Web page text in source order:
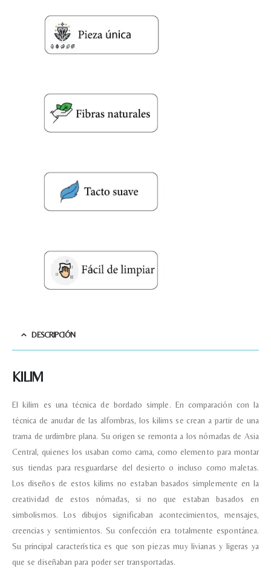
DESCRIPCIÓN
KILIM
El kilim es una técnica de bordado simple. En comparación con la
técnica de anudar de las alfombras, los kilims se crean a partir de una
trama de urdimbre plana. Su origen se remonta a los nómadas de Asia
Central, quienes los usaban como cama, como elemento para montar
sus tiendas para resguardarse del desierto o incluso como maletas.
Los diseños de estos kilims no estaban basados simplemente en la
creatividad de estos nómadas, si no que estaban basados en
simbolismos. Los dibujos significaban acontecimientos, mensajes,
creencias y sentimientos. Su confección era totalmente espontánea.
Su principal característica es que son piezas muy livianas y ligeras ya
que se diseñaban para poder ser transportadas.